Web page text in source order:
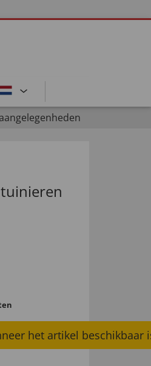
het artikel beschikbaar